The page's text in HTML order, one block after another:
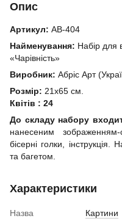
Опис
Артикул: АВ-404
Найменування: Набір для
«Чарівність»
Виробник: Абріс Арт
Розмір: 21х65 см.
Квітів : 24
До складу набору
нанесеним
бісерні голки,
та багетом.
Характеристики
Назва
Картини